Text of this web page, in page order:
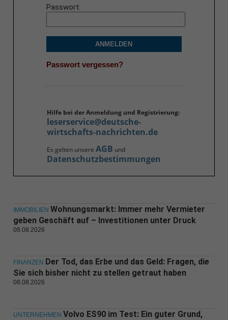
Passwort
ANMELDEN
Passwort vergessen?
Hilfe bei der Anmeldung und Registrierung:
leserservice@deutsche-
wirtschafts-nachrichten.de
Es gelten unsere AGB und
Datenschutzbestimmungen
IMMOBILIEN Wohnungsmarkt: Immer mehr Vermieter
geben Geschäft auf – Investitionen unter Druck
08.08.2026
FINANZEN Der Tod, das Erbe und das Geld: Fragen, die
Sie sich bisher nicht zu stellen getraut haben
08.08.2026
UNTERNEHMEN Volvo ES90 im Test: Ein guter Grund,